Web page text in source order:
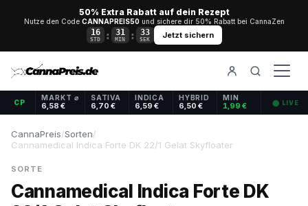
50% Extra Rabatt auf dein Rezept
Nutze den Code CANNAPREIS50und sichere dir 50% Rabatt bei CannaZen
16
STD : 31
MIN : 32
SEK Jetzt sichern
CP
MARKT ⌀
6,58 €
SATIVA
6,70 €
INDICA
6,59 €
HYBRID
6,50 €
MIN
1,99 € ⬤ LIVE
CannaPreis/Sorten/
Cannamedical Indica Forte DK 22/1 Gelat Skyfloater
SORTE
Cannamedical Indica Forte DK